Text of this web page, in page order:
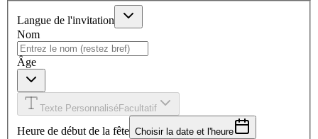
Langue de l'invitation
Nom
Âge
Texte PersonnaliséFacultatif
Heure de début de la fête Choisir la date et l'heure